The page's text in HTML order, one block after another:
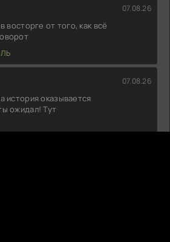
07.08.26
восторге от того, как всё
07.08.26
история оказывается
ожидал! Тут